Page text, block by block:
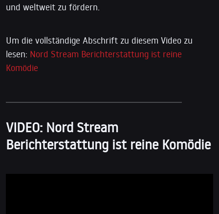
und weltweit zu fördern.
Um die vollständige Abschrift zu diesem Video zu
lesen: Nord Stream Berichterstattung ist reine
Komödie
VIDEO: Nord Stream
Berichterstattung ist reine Komödie